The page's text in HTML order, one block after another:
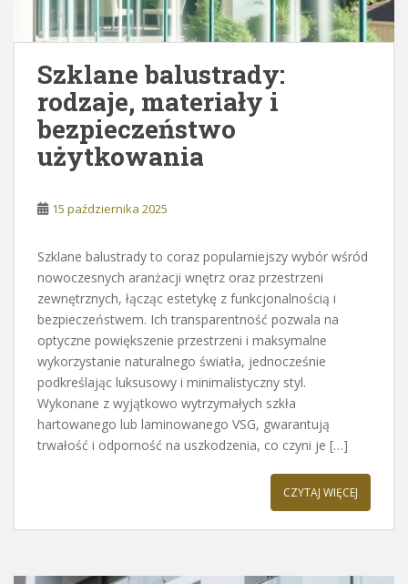
Szklane balustrady:
rodzaje, materiały i
bezpieczeństwo
użytkowania
15 października 2025
Szklane balustrady to coraz popularniejszy wybór wśród
nowoczesnych aranżacji wnętrz oraz przestrzeni
zewnętrznych, łącząc estetykę z funkcjonalnością i
bezpieczeństwem. Ich transparentność pozwala na
optyczne powiększenie przestrzeni i maksymalne
wykorzystanie naturalnego światła, jednocześnie
podkreślając luksusowy i minimalistyczny styl.
Wykonane z wyjątkowo wytrzymałych szkła
hartowanego lub laminowanego VSG, gwarantują
trwałość i odporność na uszkodzenia, co czyni je […]
CZYTAJ WIĘCEJ